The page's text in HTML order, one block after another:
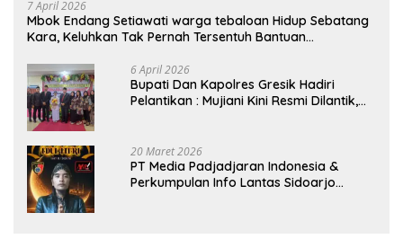
7 April 2026
Mbok Endang Setiawati warga tebaloan Hidup Sebatang
Kara, Keluhkan Tak Pernah Tersentuh Bantuan
6 April 2026
​Bupati Dan Kapolres Gresik Hadiri
Pelantikan : Mujiani Kini Resmi Dilantik,
20 Maret 2026
PT Media Padjadjaran Indonesia &
Perkumpulan Info Lantas Sidoarjo